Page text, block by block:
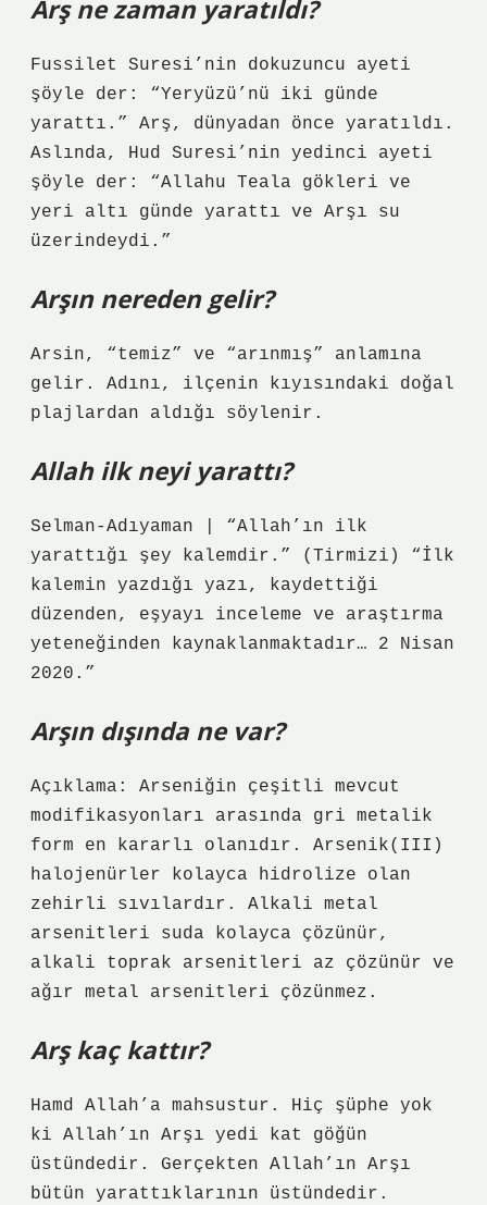
Arş ne zaman yaratıldı?
Fussilet Suresi’nin dokuzuncu ayeti
şöyle der: “Yeryüzü’nü iki günde
yarattı.” Arş, dünyadan önce yaratıldı.
Aslında, Hud Suresi’nin yedinci ayeti
şöyle der: “Allahu Teala gökleri ve
yeri altı günde yarattı ve Arşı su
üzerindeydi.”
Arşın nereden gelir?
Arsin, “temiz” ve “arınmış” anlamına
gelir. Adını, ilçenin kıyısındaki doğal
plajlardan aldığı söylenir.
Allah ilk neyi yarattı?
Selman-Adıyaman | “Allah’ın ilk
yarattığı şey kalemdir.” (Tirmizi) “İlk
kalemin yazdığı yazı, kaydettiği
düzenden, eşyayı inceleme ve araştırma
yeteneğinden kaynaklanmaktadır… 2 Nisan
2020.”
Arşın dışında ne var?
Açıklama: Arseniğin çeşitli mevcut
modifikasyonları arasında gri metalik
form en kararlı olanıdır. Arsenik(III)
halojenürler kolayca hidrolize olan
zehirli sıvılardır. Alkali metal
arsenitleri suda kolayca çözünür,
alkali toprak arsenitleri az çözünür ve
ağır metal arsenitleri çözünmez.
Arş kaç kattır?
Hamd Allah’a mahsustur. Hiç şüphe yok
ki Allah’ın Arşı yedi kat göğün
üstündedir. Gerçekten Allah’ın Arşı
bütün yarattıklarının üstündedir.